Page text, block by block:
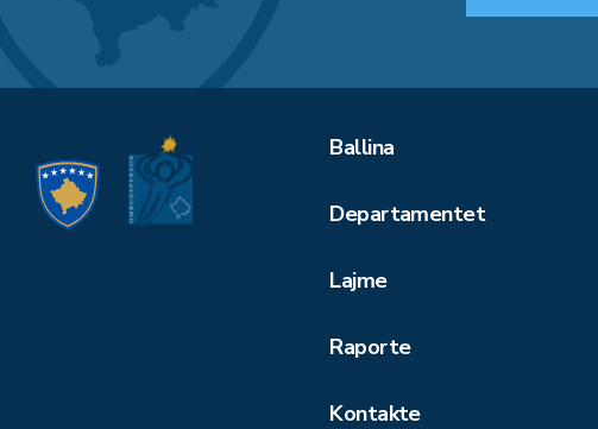
Ballina
Departamentet
Lajme
Raporte
Kontakte